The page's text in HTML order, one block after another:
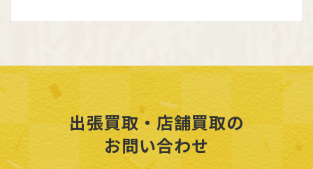
出張買取・店舗買取の
お問い合わせ